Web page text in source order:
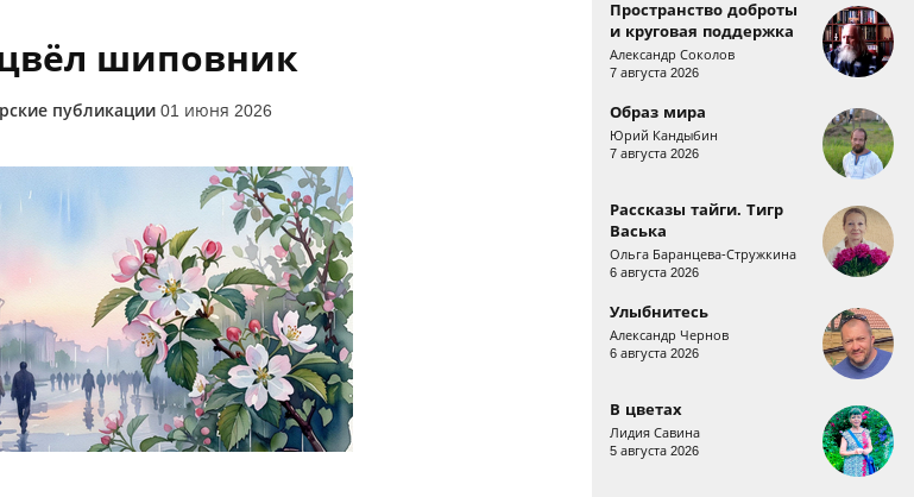
шиповник
публикации 01 июня 2026
Пространство доброты
и круговая поддержка
Александр Соколов
7 августа 2026
Образ мира
Юрий Кандыбин
7 августа 2026
Рассказы тайги. Тигр
Васька
Ольга Баранцева-Стружкина
6 августа 2026
Улыбнитесь
Александр Чернов
6 августа 2026
В цветах
Лидия Савина
5 августа 2026